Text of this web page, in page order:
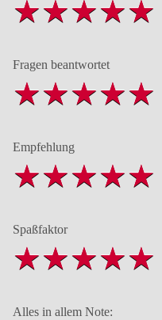
Fragen beantwortet
Empfehlung
Spaßfaktor
Alles in allem Note: